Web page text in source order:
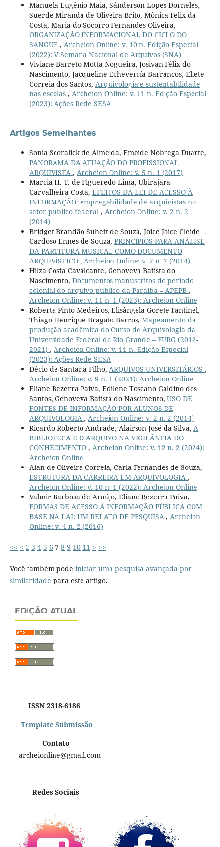
Manuela Eugênio Maia, Sânderson Lopes Dorneles,
Suerde Miranda de Oliveira Brito, Mônica Felix da
Costa, Maria do Socorro Fernandes Oliveira,
ORGANIZAÇÃO INFORMACIONAL DO CICLO DO
SANGUE , Archeion Online: v. 10 n. Edição Especial
(2022): V Semana Nacional de Arquivos (SNA)
Viviane Barreto Motta Nogueira, Josivan Félix do
Nascimento, Jacqueline Echeverría Barrancos, Eliete
Correia dos Santos, Arquivologia e sustentabilidade
nas escolas , Archeion Online: v. 11 n. Edição Especial
(2023): Ações Rede SESA
Artigos Semelhantes
Sonia Scoralick de Almeida, Emeide Nóbrega Duarte,
PANORAMA DA ATUAÇÃO DO PROFISSIONAL
ARQUIVISTA , Archeion Online: v. 5 n. 1 (2017)
Marcia H. T. de Figueredo Lima, Ubirajara
Carvalheira Costa, EFEITOS DA LEI DE ACESSO À
INFORMAÇÃO: empregabilidade de arquivistas no
setor público federal , Archeion Online: v. 2 n. 2
(2014)
Bridget Brandão Suhett de Souza, Joice Jóice Cleide
Cardoso Ennes de Souza, PRINCÍPIOS PARA ANÁLISE
DA PARTITURA MUSICAL COMO DOCUMENTO
ARQUIVÍSTICO , Archeion Online: v. 2 n. 2 (2014)
Hilza Costa Cavalcante, Genoveva Batista do
Nascimento, Documentos manuscritos do período
colonial do arquivo público da Paraíba – APEPB ,
Archeion Online: v. 11 n. 1 (2023): Archeion Online
Roberta Pinto Medeiros, Elisângela Gorete Fantinel,
Thiago Henrique Bragato Barros, Mapeamento da
produção acadêmica do Curso de Arquivologia da
Universidade Federal do Rio Grande – FURG (2012-
2021) , Archeion Online: v. 11 n. Edição Especial
(2023): Ações Rede SESA
Décio de Santana Filho, ARQUIVOS UNIVERSITÁRIOS ,
Archeion Online: v. 9 n. 1 (2021): Archeion Online
Eliane Bezerra Paiva, Edilene Toscano Galdino dos
Santos, Genoveva Batista do Nascimento, USO DE
FONTES DE INFORMAÇÃO POR ALUNOS DE
ARQUIVOLOGIA , Archeion Online: v. 2 n. 2 (2014)
Ricardo Roberto Andrade, Alairson José da Silva, A
BIBLIOTECA E O ARQUIVO NA VIGILÂNCIA DO
CONHECIMENTO , Archeion Online: v. 12 n. 2 (2024):
Archeion Online
Alan de Oliveira Correia, Carla Fernandes de Souza,
ESTRUTURA DA CARREIRA EM ARQUIVOLOGIA ,
Archeion Online: v. 10 n. 1 (2022): Archeion Online
Valmir Barbosa de Araújo, Eliane Bezerra Paiva,
FORMAS DE ACESSO À INFORMAÇÃO PÚBLICA COM
BASE NA LAI: UM RELATO DE PESQUISA , Archeion
Online: v. 4 n. 2 (2016)
<< < 2 3 4 5 6 7 8 9 10 11 > >>
Você também pode iniciar uma pesquisa avançada por
similaridade para este artigo.
EDIÇÃO ATUAL
ISSN 2318-6186
Template Submissão
Contato
archeionline@gmail.com
Redes Sociais